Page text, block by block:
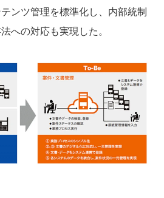
ンツ管理を標準化し、内部統制
への対応も実現した。